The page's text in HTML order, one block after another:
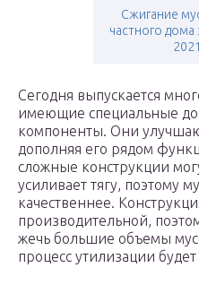
Сжигание
частного дома
Сегодня выпускается
имеющие специальные
компоненты. Они
дополняя его рядом
сложные конструкции
усиливает тягу, поэтому
качественнее.
производительной,
жечь большие объемы
процесс утилизации